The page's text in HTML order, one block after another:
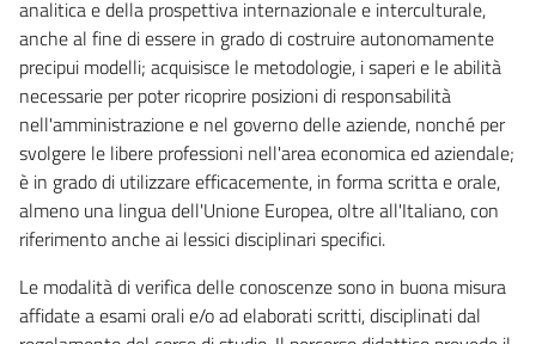
analitica e della prospettiva internazionale e interculturale,
anche al fine di essere in grado di costruire autonomamente
precipui modelli; acquisisce le metodologie, i saperi e le abilità
necessarie per poter ricoprire posizioni di responsabilità
nell'amministrazione e nel governo delle aziende, nonché per
svolgere le libere professioni nell'area economica ed aziendale;
è in grado di utilizzare efficacemente, in forma scritta e orale,
almeno una lingua dell'Unione Europea, oltre all'Italiano, con
riferimento anche ai lessici disciplinari specifici.
Le modalità di verifica delle conoscenze sono in buona misura
affidate a esami orali e/o ad elaborati scritti, disciplinati dal